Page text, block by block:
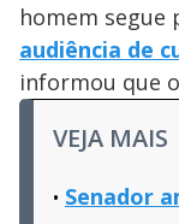
homem segue
audiência de
informou que
VEJA MAIS
Senador